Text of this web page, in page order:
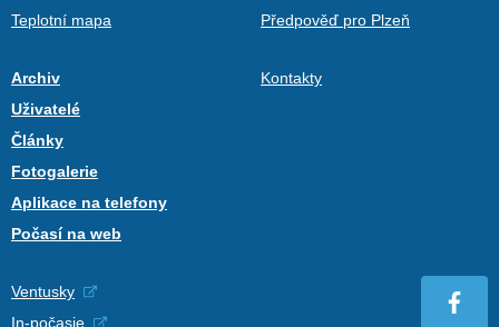
Teplotní mapa
Předpověď pro Plzeň
Archiv
Uživatelé
Články
Fotogalerie
Aplikace na telefony
Počasí na web
Kontakty
Ventusky
In-počasie